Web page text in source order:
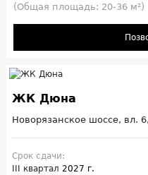
(Общая площадь: 20-36 м²)
ЖК Дюна
Новорязанское шоссе, вл.
Срок сдачи:
III квартал 2027 г.